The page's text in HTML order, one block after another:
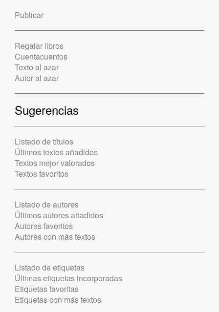
Publicar
Regalar libros
Cuentacuentos
Texto al azar
Autor al azar
Sugerencias
Listado de títulos
Últimos textos añadidos
Textos mejor valorados
Textos favoritos
Listado de autores
Últimos autores añadidos
Autores favoritos
Autores con más textos
Listado de etiquetas
Últimas etiquetas incorporadas
Etiquetas favoritas
Etiquetas con más textos